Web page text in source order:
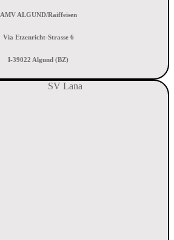
AMV ALGUND/Raiffeisen
Via Etzenricht-Strasse 6
I-39022 Algund (BZ)